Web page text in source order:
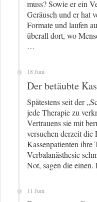
muss? Sowie er ein
Geräusch und er hat
Formate und laufen
überall dort, wo
…
18 Juni
Der betäubte
Spätestens seit der
jede Therapie zu
Vertrauens sie mit
versuchen derzeit
Kassenpatienten ihre
Verbalanästhesie
Not, sagen die
11 Juni